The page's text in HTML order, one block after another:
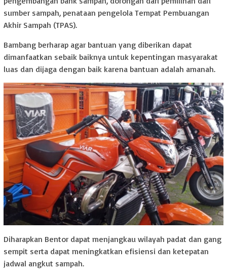
sumber sampah, penataan pengelola Tempat Pembuangan
Akhir Sampah (TPAS).
Bambang berharap agar bantuan yang diberikan dapat
dimanfaatkan sebaik baiknya untuk kepentingan masyarakat
luas dan dijaga dengan baik karena bantuan adalah amanah.
Diharapkan Bentor dapat menjangkau wilayah padat dan gang
sempit serta dapat meningkatkan efisiensi dan ketepatan
jadwal angkut sampah.